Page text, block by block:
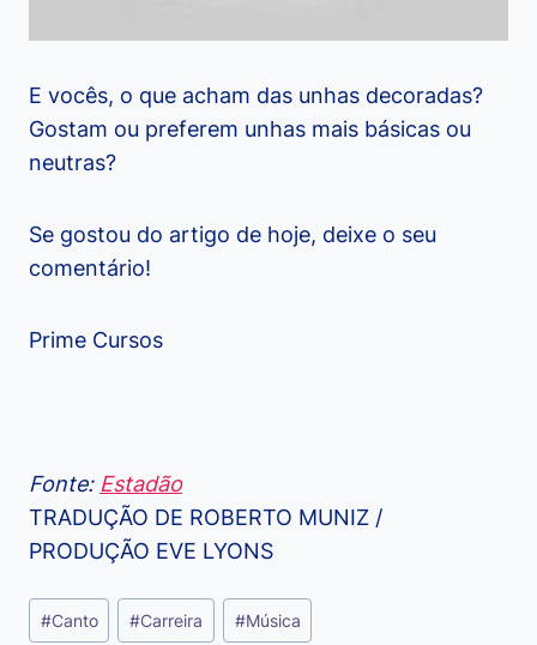
E vocês, o que acham das unhas decoradas?
Gostam ou preferem unhas mais básicas ou
neutras?
Se gostou do artigo de hoje, deixe o seu
comentário!
Prime Cursos
Fonte: Estadão
TRADUÇÃO DE ROBERTO MUNIZ /
PRODUÇÃO EVE LYONS
Tags
do
#Canto #Carreira #Música